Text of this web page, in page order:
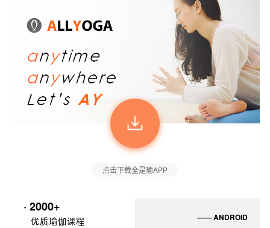
点击下载全是瑜APP
· 2000+
优质瑜伽课程 —— ANDROID